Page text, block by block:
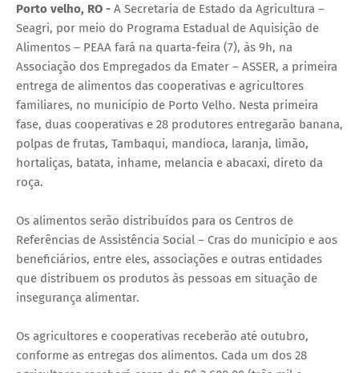
Porto velho, RO - A Secretaria de Estado da Agricultura –
Seagri, por meio do Programa Estadual de Aquisição de
Alimentos – PEAA fará na quarta-feira (7), às 9h, na
Associação dos Empregados da Emater – ASSER, a primeira
entrega de alimentos das cooperativas e agricultores
familiares, no município de Porto Velho. Nesta primeira
fase, duas cooperativas e 28 produtores entregarão banana,
polpas de frutas, Tambaqui, mandioca, laranja, limão,
hortaliças, batata, inhame, melancia e abacaxi, direto da
roça.
Os alimentos serão distribuídos para os Centros de
Referências de Assistência Social – Cras do município e aos
beneficiários, entre eles, associações e outras entidades
que distribuem os produtos às pessoas em situação de
insegurança alimentar.
Os agricultores e cooperativas receberão até outubro,
conforme as entregas dos alimentos. Cada um dos 28